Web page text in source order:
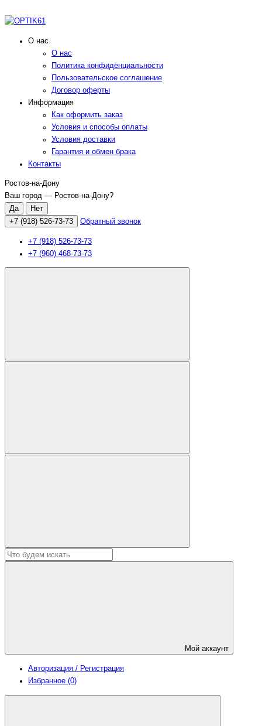
О нас
О нас
Политика конфиденциальности
Пользовательское соглашение
Договор оферты
Информация
Как оформить заказ
Условия и способы оплаты
Условия доставки
Гарантия и обмен брака
Контакты
Ростов-на-Дону
Ваш город — Ростов-на-Дону?
+7 (918) 526-73-73 Обратный звонок
+7 (918) 526-73-73
+7 (960) 468-73-73
Мой аккаунт
Авторизация / Регистрация
Избранное (0)